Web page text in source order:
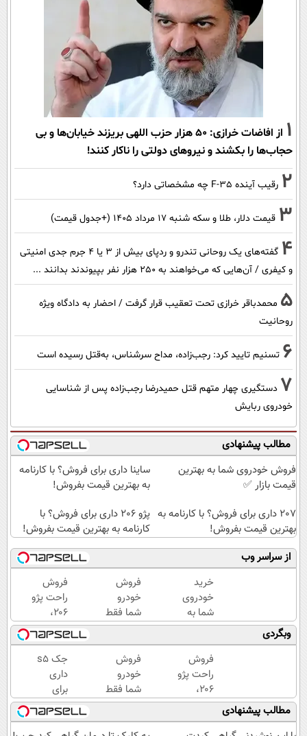
1
از افاضات خرازی: ۵۰ هزار حزب اللهی بریزند خیابان‌ها و بی
حجاب‌ها را بکشند و نیرو‌های دولتی را ناکار کنند!
2 رقیب آینده F-35 چه مشخصاتی دارد؟
3 قیمت دلار، طلا و سکه شنبه ۱۷ مرداد ۱۴۰۵ (+جدول قیمت)
4
گفته‌های یک روحانی تندرو و ردپای بیش از ۳ یا ۴ جرم جدی امنیتی
و کیفری / آن‌هایی که می‌خواهند به ۲۵۰ هزار نفر بپیوندند بدانند ...
5 محمدباقر خرازی تحت تعقیب قرار گرفت / احضار به دادگاه ویژه
روحانیت
6 تسنیم تایید کرد: رجب‌زاده، مداح سرشناس، به‌قتل رسیده است
7 دستگیری چهار متهم قتل حمیدرضا رجب‌زاده پس از شناسایی
خودروی ربایش
مطالب پیشنهادی
فروش خودروی شما به بهترین
قیمت بازار ✅
ساینا داری برای فروش؟ با کارنامه
به بهترین قیمت بفروش!
207 داری برای فروش؟ با کارنامه به
بهترین قیمت بفروش!
پژو 206 داری برای فروش؟ با
کارنامه به بهترین قیمت بفروش!
از سراسر وب
خرید
خودروی
شما به
بهترین
قیمت
بازار ✅
فروش
خودرو
شما فقط
با یک
درخواست
آنلاین ✔
فروش
راحت پژو
۲۰6،
بدون
کمیسیون
و دردسر
وبگردی
فروش
راحت پژو
۲۰6،
بدون
کمیسیون
فروش
خودرو
شما فقط
با یک
درخواست
جک s5
داری
برای
فروش؟
با
مطالب پیشنهادی